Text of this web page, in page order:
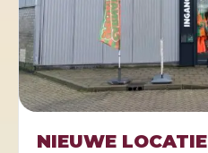
NIEUWE LOCATIE